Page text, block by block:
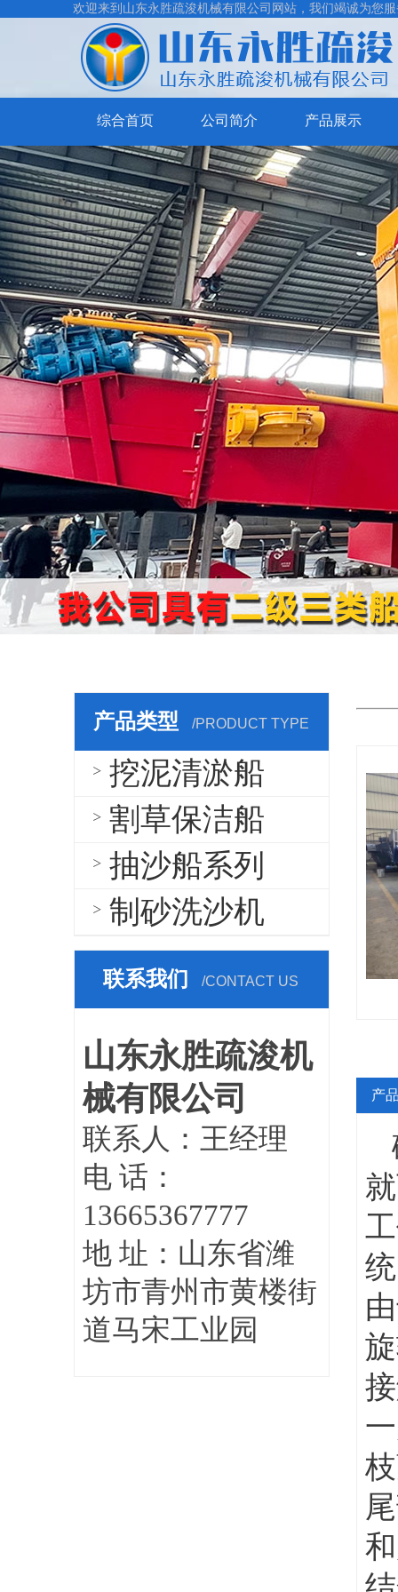
欢迎来到山东永胜疏浚机械有限公司网站，我们竭诚为您
综合首页 公司简介 产品展示
挖
泥
清
淤
船
割
草
保
洁
船
抽
沙
船
系
列
制
砂
洗
沙
机
产品类型 /PRODUCT TYPE
挖泥清淤船
割草保洁船
抽沙船系列
制砂洗沙机
联系我们 /CONTACT US
山东永胜疏浚机
械有限公司
联系人：王经理
电 话：
13665367777
地 址：山东省潍
坊市青州市黄楼街
道马宋工业园
产